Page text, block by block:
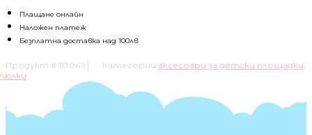
Плащане онлайн
Наложен платеж
Безплатна доставка над 100лв
Продукт # 113049 Категории аксесоари за детски площадки,